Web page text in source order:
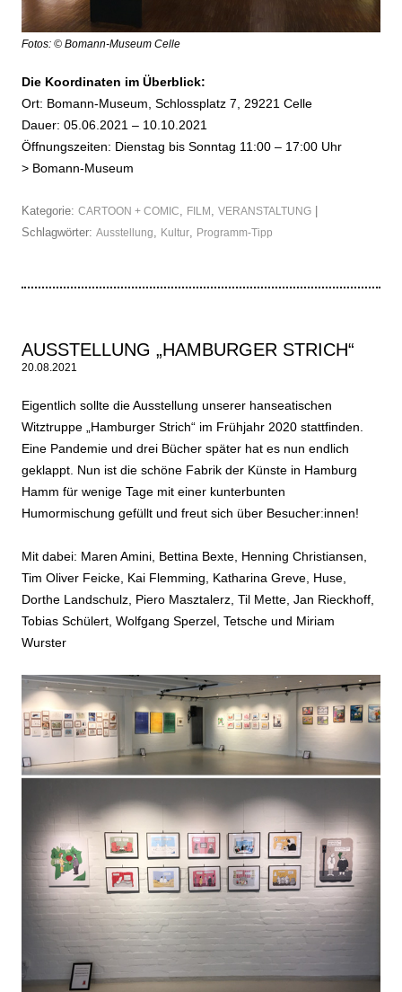
Fotos: © Bomann-Museum Celle
Die Koordinaten im Überblick:
Ort: Bomann-Museum, Schlossplatz 7, 29221 Celle
Dauer: 05.06.2021 – 10.10.2021
Öffnungszeiten: Dienstag bis Sonntag 11:00 – 17:00 Uhr
> Bomann-Museum
Kategorie: CARTOON + COMIC, FILM , VERANSTALTUNG
Schlagwörter: Ausstellung, Kultur, Programm-Tipp
AUSSTELLUNG „HAMBURGER STRICH“
20.08.2021
Eigentlich sollte die Ausstellung unserer hanseatischen
Witztruppe „Hamburger Strich“ im Frühjahr 2020 stattfinden.
Eine Pandemie und drei Bücher später hat es nun endlich
geklappt. Nun ist die schöne Fabrik der Künste in Hamburg
Hamm für wenige Tage mit einer kunterbunten
Humormischung gefüllt und freut sich über Besucher:innen!
Mit dabei: Maren Amini, Bettina Bexte, Henning Christiansen,
Tim Oliver Feicke, Kai Flemming, Katharina Greve, Huse,
Dorthe Landschulz, Piero Masztalerz, Til Mette, Jan Rieckhoff,
Tobias Schülert, Wolfgang Sperzel, Tetsche und Miriam
Wurster